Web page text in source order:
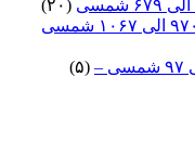
(۲۰)
(۵)